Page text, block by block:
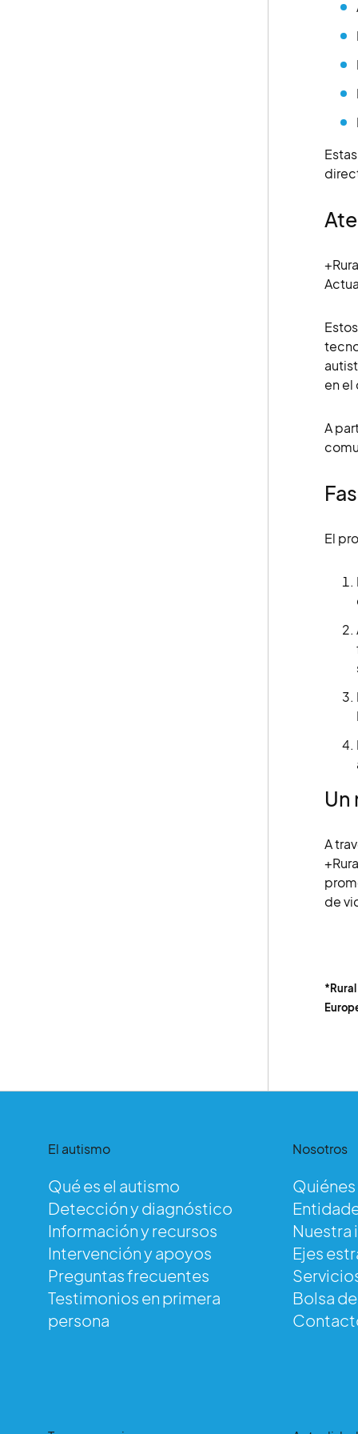
en el
A
El
Un
A
de
El autismo
Qué es el autismo
Detección y diagnóstico
Información y recursos
Intervención y apoyos
Preguntas frecuentes
Testimonios en primera
persona
Nosotros
Nuestra
Ejes
Bolsa